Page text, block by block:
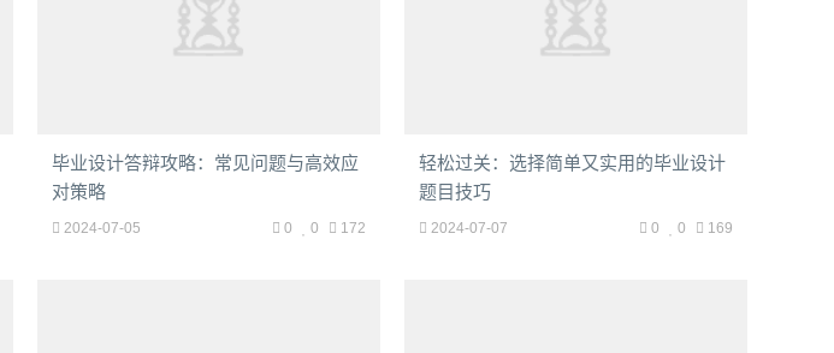
毕业设计答辩攻略：常见问题与高效应
对策略
2024-07-05 172
0
0
轻松过关：选择简单又实用的毕业设计
题目技巧
2024-07-07 169
0
0